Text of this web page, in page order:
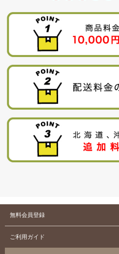
無料会員登録
ご利用ガイド